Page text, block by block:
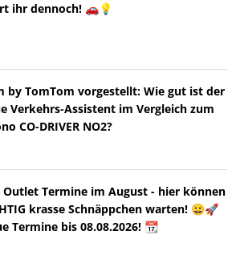
ihr dennoch! 🚗💡
by TomTom vorgestellt: Wie gut ist der
Verkehrs-Assistent im Vergleich zum
CO-DRIVER NO2?
Outlet Termine im August - hier können
krasse Schnäppchen warten! 😀🚀
Termine bis 08.08.2026! 📆